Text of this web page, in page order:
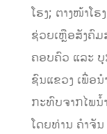
ໂຮງ; ຕາງໜ້າໂ
ຊ່ວຍເຫຼືອສັງຄົມ
ຄອບຄົວ ແລະ
ຊົນແຂວງ ເພື່ອ
ກະທົບຈາກໄພ
ໂດຍທ່ານ ຄຳຈັນ